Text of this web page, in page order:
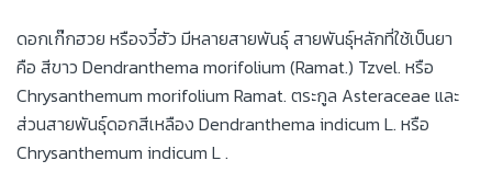
ดอกเก๊กฮวย หรือจวี๋ฮัว มีหลายสายพันธุ์ สายพันธุ์หลักที่ใช้เป็นยา
คือ สีขาว Dendranthema morifolium (Ramat.) Tzvel. หรือ
Chrysanthemum morifolium Ramat. ตระกูล Asteraceae และ
ส่วนสายพันธุ์ดอกสีเหลือง Dendranthema indicum L. หรือ
Chrysanthemum indicum L .